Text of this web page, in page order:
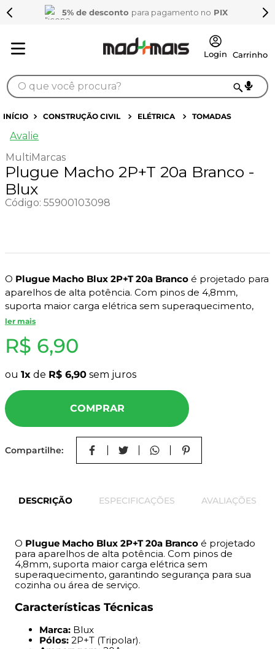
5% de desconto para pagamento no PIX
O que você procura?
CONSTRUÇÃO CIVIL ELÉTRICA TOMADAS
Avalie
MultiMarcas
Plugue Macho 2P+T 20a Branco -
Blux
Código: 55900103098
O Plugue Macho Blux 2P+T 20a Branco é projetado para
aparelhos de alta potência. Com pinos de 4,8mm,
suporta maior carga elétrica sem superaquecimento,
garantindo segurança para sua cozinha ou área de
Características Técnicas
Amperagem:20A.
Cor:Branco.
A Mad Mais é
especialista em materiais elétricos de alta
performance, oferecendo uma linha completa de
rigorosamente selecionado, garantimos procedência,
sua instalação e a eficiência da sua obra são nossa
prioridade absoluta.
ler mais
R$ 6,90
ou 1 de R$ 6,90 sem juros
COMPRAR
Compartilhe:
DESCRIÇÃO ESPECIFICAÇÕES AVALIAÇÕES
O Plugue Macho Blux 2P+T 20a Branco é projetado
para aparelhos de alta potência. Com pinos de
4,8mm, suporta maior carga elétrica sem
superaquecimento, garantindo segurança para sua
cozinha ou área de serviço.
Características Técnicas
Marca: Blux
Pólos: 2P+T (Tripolar).
TERMOS MAIS BUSCADOS
1º
2º
compensados
3º
compensado naval
4º
mdf 15mm
8º
mdf a4
9º
pinus
10º